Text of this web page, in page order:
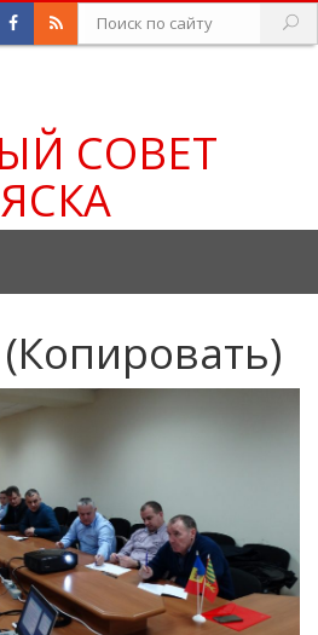
СОВЕТ
(Копировать)